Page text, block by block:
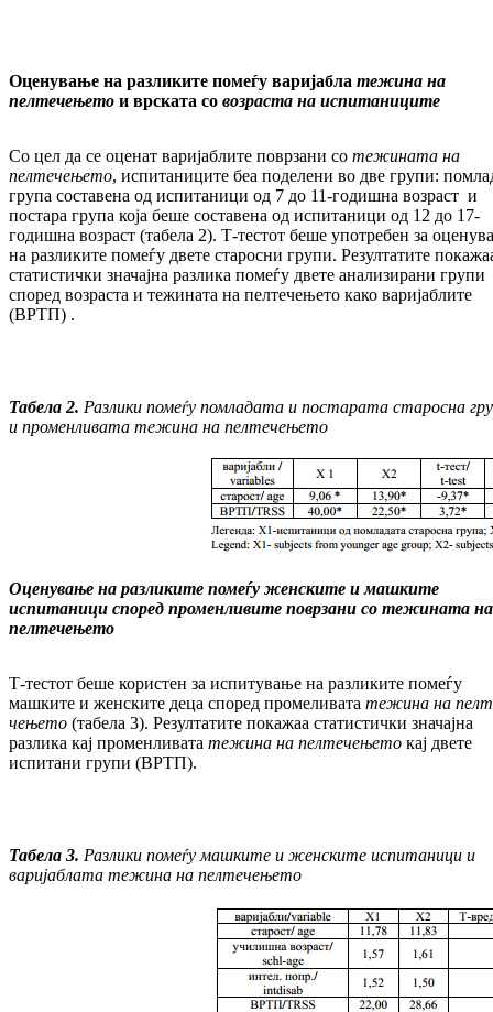
Оценување на разликите помеѓу варијабла тежина на
пелтечењето и врската со возраста на испитаниците
Со цел да се оценат варијаблите поврзани со тежината на
пелтечењето, ис­пи­та­ни­ци­те беа поделени во две групи:
група сос­тавена од испитаници од 7 до 11-годишна воз­раст и
постара група која беше составена од испитаници од 12 до 17-
годишна возраст (та­бе­ла 2). Т-тестот беше употребен за
на разликите помеѓу двете старосни гру­пи. Резултатите
статистички зна­чај­на разлика помеѓу двете анализирани гру­пи
според возраста и тежината на пел­те­че­ње­то како варијаблите
(ВРТП) .
Табела 2. Разлики помеѓу помладата и постарата старосна
и променливата тежина на пелтечењето
Оценување на разликите помеѓу женските и машките
испитаници според променливите поврзани со тежината на
пелтечењето
Т-тестот беше користен за испитување на раз­ликите помеѓу
машките и женските деца спо­ред промеливата тежина на пел
чењето (табела 3). Резултатите покажаа ста­тис­тич­ки значајна
разлика кај променливата те­жи­на на пелтечењето кај двете
испитани гру­пи (ВРТП).
Табела 3. Разлики помеѓу машките и жен­ски­те испитаници и
варијаблата тежина на пел­те­че­ње­то